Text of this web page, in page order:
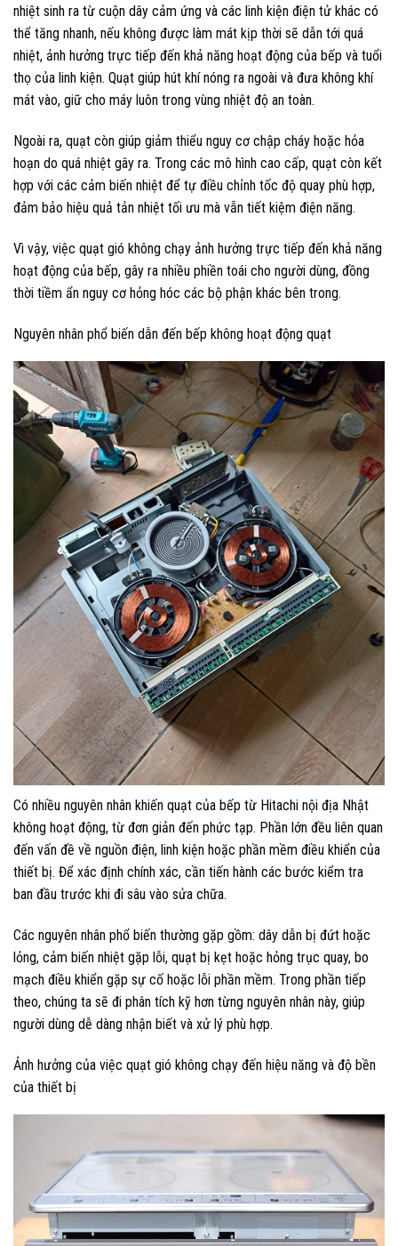
nhiệt sinh ra từ cuộn dây cảm ứng và các linh kiện điện tử khác có
thể tăng nhanh, nếu không được làm mát kịp thời sẽ dẫn tới quá
nhiệt, ảnh hưởng trực tiếp đến khả năng hoạt động của bếp và tuổi
thọ của linh kiện. Quạt giúp hút khí nóng ra ngoài và đưa không khí
mát vào, giữ cho máy luôn trong vùng nhiệt độ an toàn.
Ngoài ra, quạt còn giúp giảm thiểu nguy cơ chập cháy hoặc hỏa
hoạn do quá nhiệt gây ra. Trong các mô hình cao cấp, quạt còn kết
hợp với các cảm biến nhiệt để tự điều chỉnh tốc độ quay phù hợp,
đảm bảo hiệu quả tản nhiệt tối ưu mà vẫn tiết kiệm điện năng.
Vì vậy, việc quạt gió không chạy ảnh hưởng trực tiếp đến khả năng
hoạt động của bếp, gây ra nhiều phiền toái cho người dùng, đồng
thời tiềm ẩn nguy cơ hỏng hóc các bộ phận khác bên trong.
Nguyên nhân phổ biến dẫn đến bếp không hoạt động quạt
Có nhiều nguyên nhân khiến quạt của bếp từ Hitachi nội địa Nhật
không hoạt động, từ đơn giản đến phức tạp. Phần lớn đều liên quan
đến vấn đề về nguồn điện, linh kiện hoặc phần mềm điều khiển của
thiết bị. Để xác định chính xác, cần tiến hành các bước kiểm tra
ban đầu trước khi đi sâu vào sửa chữa.
Các nguyên nhân phổ biến thường gặp gồm: dây dẫn bị đứt hoặc
lỏng, cảm biến nhiệt gặp lỗi, quạt bị kẹt hoặc hỏng trục quay, bo
mạch điều khiển gặp sự cố hoặc lỗi phần mềm. Trong phần tiếp
theo, chúng ta sẽ đi phân tích kỹ hơn từng nguyên nhân này, giúp
người dùng dễ dàng nhận biết và xử lý phù hợp.
Ảnh hưởng của việc quạt gió không chạy đến hiệu năng và độ bền
của thiết bị